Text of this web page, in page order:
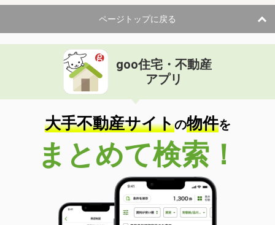
ページトップに戻る
goo住宅・不動産
アプリ
大手不動産サイトの物件を
まとめて検索！